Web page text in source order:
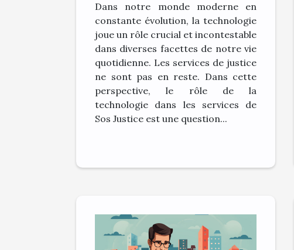
Justice
Dans notre monde moderne en
constante évolution, la technologie
joue un rôle crucial et incontestable
dans diverses facettes de notre vie
quotidienne. Les services de justice
ne sont pas en reste. Dans cette
perspective, le rôle de la
technologie dans les services de
Sos Justice est une question...